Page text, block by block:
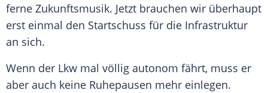
ferne Zukunftsmusik. Jetzt brauchen wir überhaupt
erst einmal den Startschuss für die Infrastruktur
an sich.
Wenn der Lkw mal völlig autonom fährt, muss er
aber auch keine Ruhepausen mehr einlegen.